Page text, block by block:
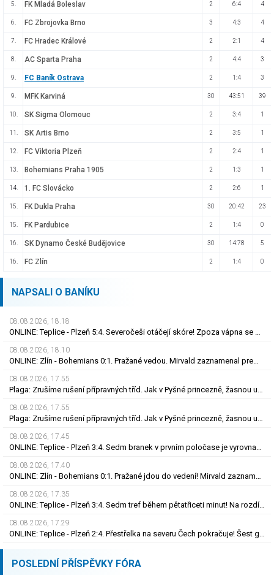
5. FK Mladá Boleslav 2 6:4 4
6. FC Zbrojovka Brno 3 4:3 4
7. FC Hradec Králové 2 2:1 4
8. AC Sparta Praha 2 4:4 3
9. FC Baník Ostrava 2 1:4 3
9. MFK Karviná 30 43:51 39
10. SK Sigma Olomouc 2 3:4 1
11. SK Artis Brno 2 3:5 1
12. FC Viktoria Plzeň 2 2:4 1
13. Bohemians Praha 1905 2 1:3 1
14. 1. FC Slovácko 2 2:6 1
15. FK Dukla Praha 30 20:42 23
15. FK Pardubice 2 1:4 0
16. SK Dynamo České Budějovice 30 14:78 5
16. FC Zlín 2 1:4 0
NAPSALI O BANÍKU
08.08.2026, 18.18
ONLINE: Teplice - Plzeň 5:4. Severočeši otáčejí skóre! Zpoza vápna se prosadil Fortelný
08.08.2026, 18.10
ONLINE: Zlín - Bohemians 0:1. Pražané vedou. Mirvald zaznamenal premiérovou trefu v lize
08.08.2026, 17.55
Plaga: Zrušíme rušení přípravných tříd. Jak v Pyšné princezně, žasnou učitelé
08.08.2026, 17.55
Plaga: Zrušíme rušení přípravných tříd. Jak v Pyšné princezně, žasnou učitelé
08.08.2026, 17.45
ONLINE: Teplice - Plzeň 3:4. Sedm branek v prvním poločase je vyrovnaný rekord české ligy
08.08.2026, 17.40
ONLINE: Zlín - Bohemians 0:1. Pražané jdou do vedení! Mirvald zaznamenal první trefu v lize
08.08.2026, 17.35
ONLINE: Teplice - Plzeň 3:4. Sedm tref během pětatřiceti minut! Na rozdíl gólu snižuje Čermák
08.08.2026, 17.29
ONLINE: Teplice - Plzeň 2:4. Přestřelka na severu Čech pokračuje! Šest gólů během půl hodiny
POSLEDNÍ PŘÍSPĚVKY FÓRA